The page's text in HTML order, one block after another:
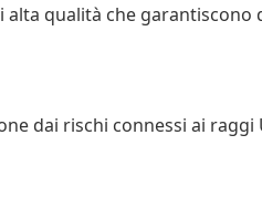
qualità che garantiscono
dai rischi connessi ai raggi